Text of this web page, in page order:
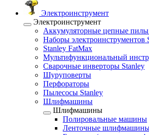
Электроинструмент
Электроинструмент
Аккумуляторные цепные пилы
Наборы электроинструментов
Stanley FatMax
Мультифункциональный
Сварочные инверторы Stanley
Шуруповерты
Перфораторы
Пылесосы Stanley
Шлифмашины
Шлифмашины
Полировальные машины
Ленточные